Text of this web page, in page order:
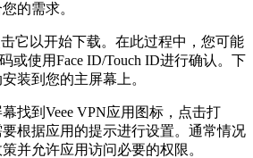
的需求。
它以开始下载。在此过程中，您可能
或使用Face ID/Touch ID进行确认。下
装到您的主屏幕上。
找到Veee VPN应用图标，点击打
根据应用的提示进行设置。通常情况
并允许应用访问必要的权限。